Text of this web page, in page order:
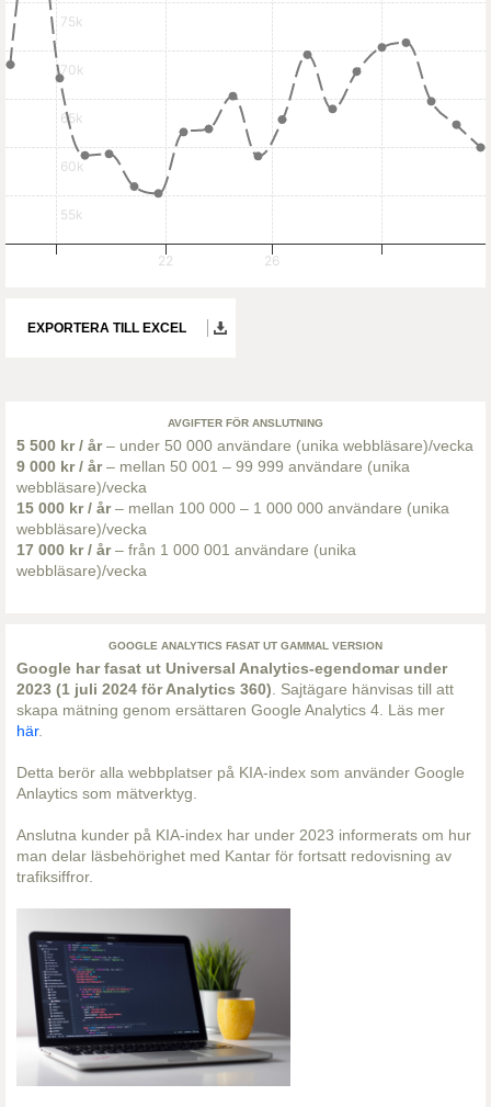
55k
60k
65k
70k
75k
22 26
EXPORTERA TILL EXCEL
AVGIFTER FÖR ANSLUTNING
5 500 kr / år– under 50 000 användare (unika webbläsare)/vecka
9 000 kr / år– mellan 50 001 – 99 999 användare (unika
webbläsare)/vecka
15 000 kr / år– mellan 100 000 – 1 000 000 användare (unika
webbläsare)/vecka
17 000 kr / år– från 1 000 001 användare (unika
webbläsare)/vecka
GOOGLE ANALYTICS FASAT UT GAMMAL VERSION
Google har fasat ut Universal Analytics-egendomar under
2023 (1 juli 2024 för Analytics 360) . Sajtägare hänvisas till att
skapa mätning genom ersättaren Google Analytics 4. Läs mer
här.
Detta berör alla webbplatser på KIA-index som använder Google
Anlaytics som mätverktyg.
Anslutna kunder på KIA-index har under 2023 informerats om hur
man delar läsbehörighet med Kantar för fortsatt redovisning av
trafiksiffror.